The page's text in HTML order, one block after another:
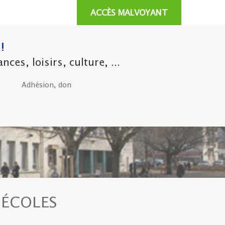
ACCÈS MALVOYANT
loisirs, culture, ...
Adhésion, don